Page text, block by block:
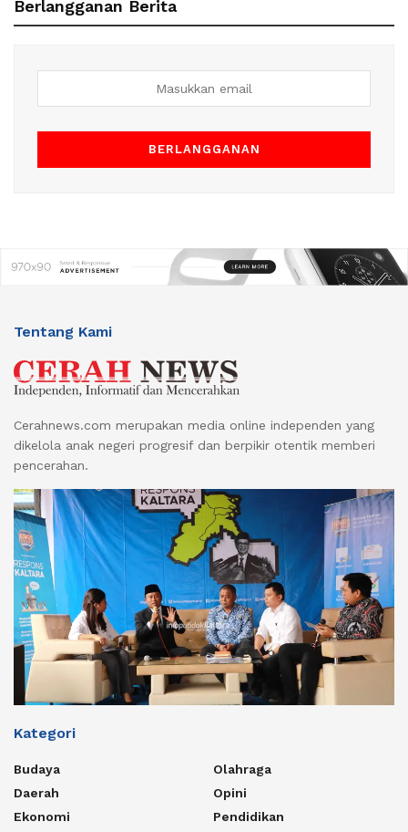
Berlangganan Berita
Tentang Kami
Cerahnews.com merupakan media online independen yang
dikelola anak negeri progresif dan berpikir otentik memberi
pencerahan.
Kategori
Budaya
Daerah
Ekonomi
Olahraga
Opini
Pendidikan